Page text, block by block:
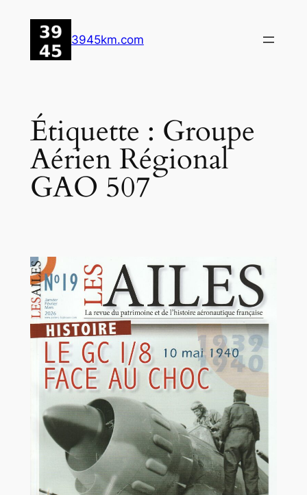
contenu
3945km.com
Étiquette : Groupe
Aérien Régional
GAO 507